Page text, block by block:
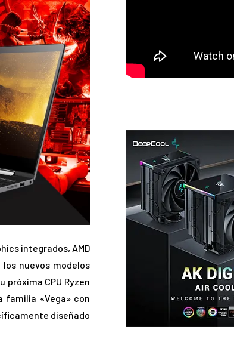
integrados, AMD
nuevos modelos
próxima CPU Ryzen
familia «Vega» con
diseñado